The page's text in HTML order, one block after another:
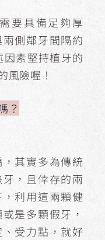
要具備足夠厚
側鄰牙間隔約
素堅持植牙的
風險喔！
？
其實多為傳統
，且倖存的兩
利用這兩顆健
是多顆假牙，
受力點，就好